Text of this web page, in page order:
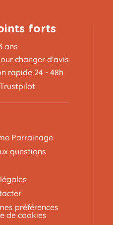
forts
ans
changer d'avis
rapide 24 - 48h
Parrainage
questions
préférences
de cookies